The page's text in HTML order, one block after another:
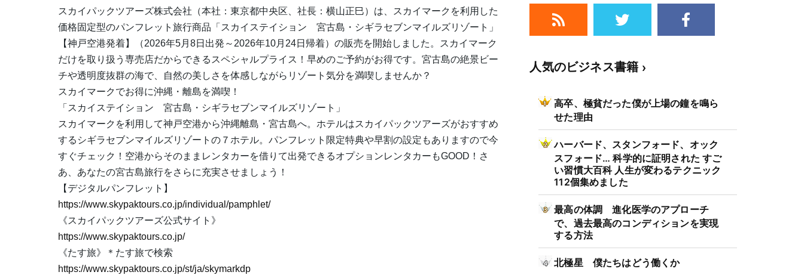
スカイパックツアーズ株式会社（本社：東京都中央区、社長：横山正巳）は、スカイマークを利用した
価格固定型のパンフレット旅行商品「スカイステイション 宮古島・シギラセブンマイルズリゾート」
【神戸空港発着】（2026年5月8日出発～2026年10月24日帰着）の販売を開始しました。スカイマーク
だけを取り扱う専売店だからできるスペシャルプライス！早めのご予約がお得です。宮古島の絶景ビー
チや透明度抜群の海で、自然の美しさを体感しながらリゾート気分を満喫しませんか？
スカイマークでお得に沖縄・離島を満喫！
「スカイステイション 宮古島・シギラセブンマイルズリゾート」
スカイマークを利用して神戸空港から沖縄離島・宮古島へ。ホテルはスカイパックツアーズがおすすめ
するシギラセブンマイルズリゾートの７ホテル。パンフレット限定特典や早割の設定もありますので今
すぐチェック！空港からそのままレンタカーを借りて出発できるオプションレンタカーもGOOD！さ
あ、あなたの宮古島旅行をさらに充実させましょう！
【デジタルパンフレット】
https://www.skypaktours.co.jp/individual/pamphlet/
《スカイパックツアーズ公式サイト》
https://www.skypaktours.co.jp/
《たす旅》＊たす旅で検索
https://www.skypaktours.co.jp/st/ja/skymarkdp
人気のビジネス書籍
高卒、極貧だった僕が上場の鐘を鳴ら
せた理由
ハーバード、スタンフォード、オック
スフォード… 科学的に証明された すご
い習慣大百科 人生が変わるテクニック
112個集めました
最高の体調 進化医学のアプローチ
で、過去最高のコンディションを実現
する方法
北極星 僕たちはどう働くか